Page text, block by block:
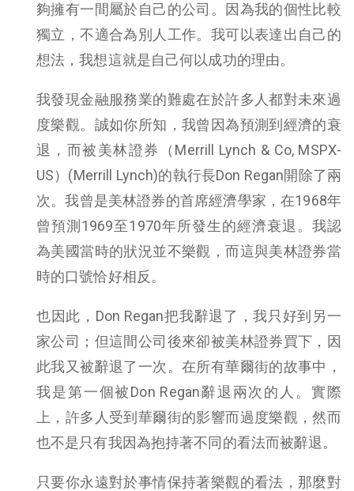
夠擁有一間屬於自己的公司。因為我的個性比較
獨立，不適合為別人工作。我可以表達出自己的
想法，我想這就是自己何以成功的理由。
我發現金融服務業的難處在於許多人都對未來過
度樂觀。誠如你所知，我曾因為預測到經濟的衰
退，而被美林證券（Merrill Lynch & Co, MSPX-
US）(Merrill Lynch)的執行長Don Regan開除了兩
次。我曾是美林證券的首席經濟學家，在1968年
曾預測1969至1970年所發生的經濟衰退。我認
為美國當時的狀況並不樂觀，而這與美林證券當
時的口號恰好相反。
也因此，Don Regan把我辭退了，我只好到另一
家公司；但這間公司後來卻被美林證券買下，因
此我又被辭退了一次。在所有華爾街的故事中，
我是第一個被Don Regan辭退兩次的人。實際
上，許多人受到華爾街的影響而過度樂觀，然而
也不是只有我因為抱持著不同的看法而被辭退。
只要你永遠對於事情保持著樂觀的看法，那麼對